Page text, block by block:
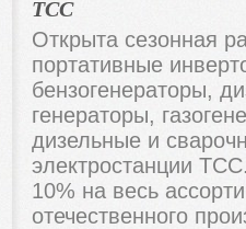
ТСС
Открыта сезонная
портативные
бензогенераторы,
генераторы,
дизельные и
электростанции
10% на весь
отечественного